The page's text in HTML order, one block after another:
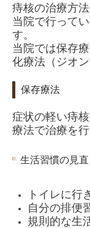
痔核の治療方
当院で行って
す。
当院では保存
化療法（ジオ
保存療法
症状の軽い痔
療法で治療を行
生活習慣の見直
トイレに行
自分の排便
規則的な生